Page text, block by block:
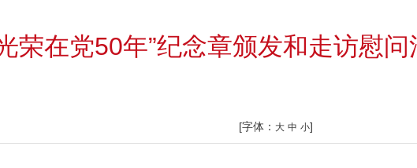
荣在党50年”纪念章颁发和走访慰问
[字体： 大 中 小]